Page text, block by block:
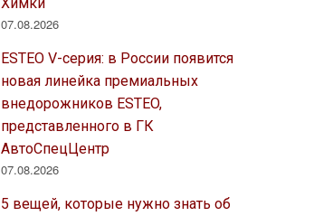
07.08.2026
ESTEO V-серия: в России появится
новая линейка премиальных
внедорожников ESTEO,
представленного в ГК
АвтоСпецЦентр
07.08.2026
5 вещей, которые нужно знать об